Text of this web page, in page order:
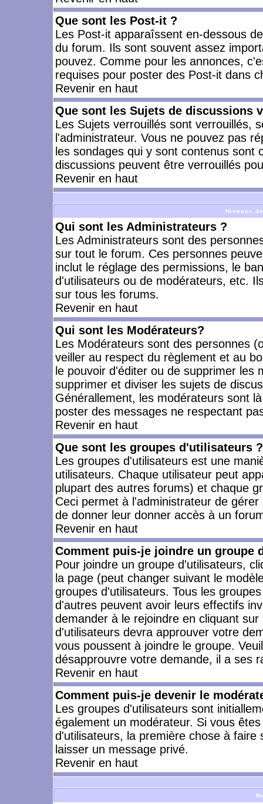
Que sont les Post-it ?
Les Post-it apparaîssent en-dessous
du forum. Ils sont souvent assez
pouvez. Comme pour les annonces,
requises pour poster des Post-it dans
Revenir en haut
Que sont les Sujets de discussions
Les Sujets verrouillés sont verrouillés,
l'administrateur. Vous ne pouvez pas
les sondages qui y sont contenus
discussions peuvent être verrouillés
Revenir en haut
Niveaux
Qui sont les Administrateurs ?
Les Administrateurs sont des
sur tout le forum. Ces personnes
inclut le réglage des permissions, le
d'utilisateurs ou de modérateurs, etc.
sur tous les forums.
Revenir en haut
Qui sont les Modérateurs?
Les Modérateurs sont des personnes
veiller au respect du règlement et au
le pouvoir d'éditer ou de supprimer les
supprimer et diviser les sujets de
Générallement, les modérateurs sont
poster des messages ne respectant
Revenir en haut
Que sont les groupes d'utilisateurs ?
Les groupes d'utilisateurs est une
utilisateurs. Chaque utilisateur peut
plupart des autres forums) et chaque
Ceci permet à l'administrateur de
de donner leur donner accès à un
Revenir en haut
Comment puis-je joindre un groupe
Pour joindre un groupe d'utilisateurs,
la page (peut changer suivant le
groupes d'utilisateurs. Tous les
d'autres peuvent avoir leurs effectifs
demander à le rejoindre en cliquant
d'utilisateurs devra approuver votre
vous poussent à joindre le groupe.
désapprouvre votre demande, il a ses
Revenir en haut
Comment puis-je devenir le
Les groupes d'utilisateurs sont
également un modérateur. Si vous
d'utilisateurs, la première chose à
laisser un message privé.
Revenir en haut